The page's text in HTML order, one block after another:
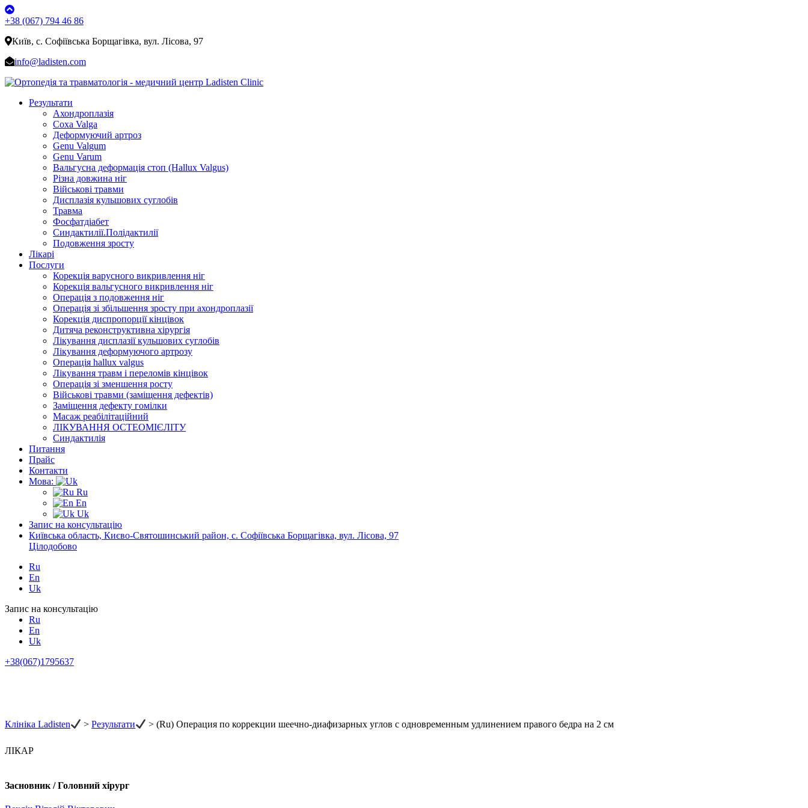
+38 (067) 794 46 86
Київ, с. Софіївська Борщагівка, вул. Лісова, 97
info@ladisten.com
Результати
Ахондроплазія
Coxa Valga
Деформуючий артроз
Genu Valgum
Genu Varum
Вальгусна деформація стоп (Hallux Valgus)
Різна довжина ніг
Військові травми
Дисплазія кульшових суглобів
Травма
Фосфатдіабет
Синдактилії.Полідактилії
Подовження зросту
Лікарі
Послуги
Корекція варусного викривлення ніг
Корекція вальгусного викривлення ніг
Операція з подовження ніг
Операція зі збільшення зросту при ахондроплазії
Корекція диспропорції кінцівок
Дитяча реконструктивна хірургія
Лікування дисплазії кульшових суглобів
Лікування деформуючого артрозу
Операція hallux valgus
Лікування травм і переломів кінцівок
Операція зі зменшення росту
Військові травми (заміщення дефектів)
Заміщення дефекту гомілки
Масаж реабілітаційний
ЛІКУВАННЯ ОСТЕОМІЄЛІТУ
Синдактилія
Питання
Прайс
Контакти
Мова:
Ru
En
Uk
Запис на консультацію
Київська область, Києво-Святошинський район, с. Софіївська Борщагівка, вул. Лісова, 97
Цілодобово
Ru
En
Uk
Запис на консультацію
Ru
En
Uk
+38(067)1795637
Клініка Ladisten >Результати >(Ru) Операция по коррекции шеечно-диафизарных углов с одновременным удлинением правого бедра на 2 см
ЛІКАР
Засновник / Головний хірург